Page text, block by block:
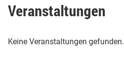
Veranstaltungen
Keine Veranstaltungen gefunden.